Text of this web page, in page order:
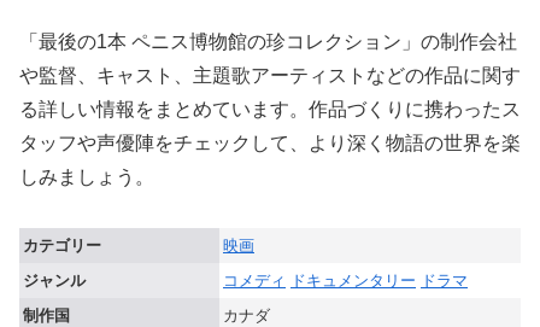
「最後の1本 ペニス博物館の珍コレクション」の制作会社
や監督、キャスト、主題歌アーティストなどの作品に関す
る詳しい情報をまとめています。作品づくりに携わったス
タッフや声優陣をチェックして、より深く物語の世界を楽
しみましょう。
カテゴリー
映画
ジャンル
コメディ ドキュメンタリー ドラマ
制作国
カナダ